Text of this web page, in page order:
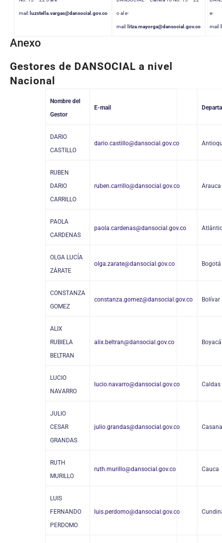
mail: luzstella.vargas@dansocial.gov.co o al e-
mail: litza.mayorga@dansocial.gov.co
e-
mail:
Anexo
Gestores de DANSOCIAL a nivel
Nacional
Nombre del
Gestor
E-mail
DARIO
CASTILLO
dario.castillo@dansocial.gov.co
RUBEN
DARIO
CARRILLO
ruben.carrillo@dansocial.gov.co Arauca
PAOLA
CARDENAS
paola.cardenas@dansocial.gov.co
OLGA LUCÍA
ZÁRATE
olga.zarate@dansocial.gov.co Bogotá
CONSTANZA
GOMEZ
constanza.gomez@dansocial.gov.co Bolívar
ALIX
RUBIELA
BELTRAN
alix.beltran@dansocial.gov.co Boyacá
LUCIO
NAVARRO
lucio.navarro@dansocial.gov.co Caldas
JULIO
CESAR
GRANDAS
julio.grandas@dansocial.gov.co
RUTH
MURILLO
ruth.murillo@dansocial.gov.co Cauca
LUIS
FERNANDO
PERDOMO
luis.perdomo@dansocial.gov.co